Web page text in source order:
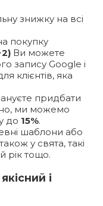
знижку на всі
покупку
2) Ви можете
запису Google і
клієнтів, яка
придбати
ми можемо
до 15%.
шаблони або
у свята, такі
рік тощо.
і